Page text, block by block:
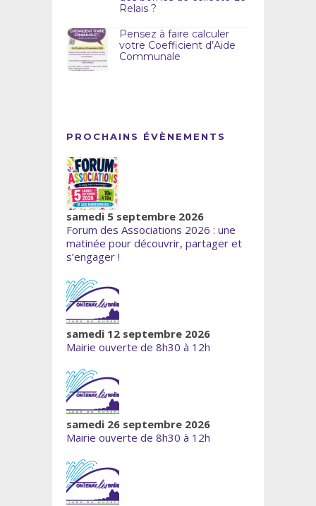
Relais ?
Pensez à faire calculer
votre Coefficient d’Aide
Communale
PROCHAINS ÉVÈNEMENTS
samedi 5 septembre 2026
Forum des Associations 2026 : une
matinée pour découvrir, partager et
s’engager !
samedi 12 septembre 2026
Mairie ouverte de 8h30 à 12h
samedi 26 septembre 2026
Mairie ouverte de 8h30 à 12h